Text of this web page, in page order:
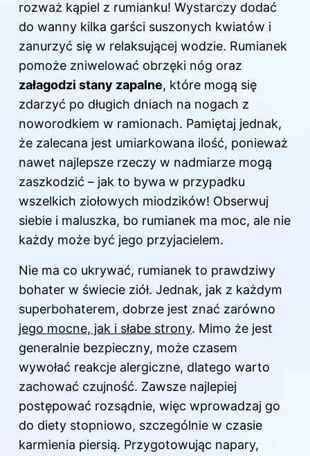
rozważ kąpiel z rumianku! Wystarczy dodać
do wanny kilka garści suszonych kwiatów i
zanurzyć się w relaksującej wodzie. Rumianek
pomoże zniwelować obrzęki nóg oraz
załagodzi stany zapalne, które mogą się
zdarzyć po długich dniach na nogach z
noworodkiem w ramionach. Pamiętaj jednak,
że zalecana jest umiarkowana ilość, ponieważ
nawet najlepsze rzeczy w nadmiarze mogą
zaszkodzić – jak to bywa w przypadku
wszelkich ziołowych miodzików! Obserwuj
siebie i maluszka, bo rumianek ma moc, ale nie
każdy może być jego przyjacielem.
Nie ma co ukrywać, rumianek to prawdziwy
bohater w świecie ziół. Jednak, jak z każdym
superbohaterem, dobrze jest znać zarówno
jego mocne, jak i słabe strony. Mimo że jest
generalnie bezpieczny, może czasem
wywołać reakcje alergiczne, dlatego warto
zachować czujność. Zawsze najlepiej
postępować rozsądnie, więc wprowadzaj go
do diety stopniowo, szczególnie w czasie
karmienia piersią. Przygotowując napary,